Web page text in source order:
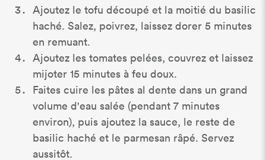
Ajoutez le tofu découpé et la moitié du basilic
haché. Salez, poivrez, laissez dorer 5 minutes
en remuant.
Ajoutez les tomates pelées, couvrez et laissez
mijoter 15 minutes à feu doux.
Faites cuire les pâtes al dente dans un grand
volume d'eau salée (pendant 7 minutes
environ), puis ajoutez la sauce, le reste de
basilic haché et le parmesan râpé. Servez
aussitôt.